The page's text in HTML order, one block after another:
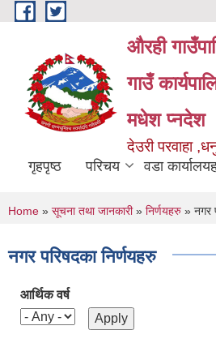
Skip to main content
औरही
गाउँ
मधेश प्नदेश
देउरी परवाहा
गृहपृष्ठ परिचय वडा
You are here
Home » सूचना तथा जानकारी» निर्णयहरु » नगर
नगर परिषदका निर्णयहरु
आर्थिक वर्ष